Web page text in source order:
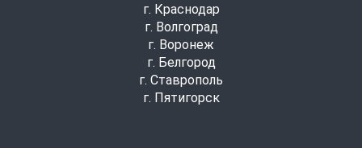
г. Краснодар
г. Волгоград
г. Воронеж
г. Белгород
г. Ставрополь
г. Пятигорск